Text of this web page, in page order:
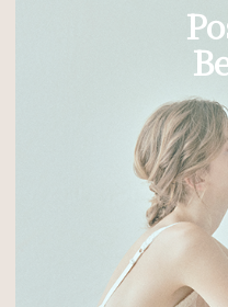
Order Made
美しい姿とは
ではなく、
ンが整う事
姿勢が整う
に変わる